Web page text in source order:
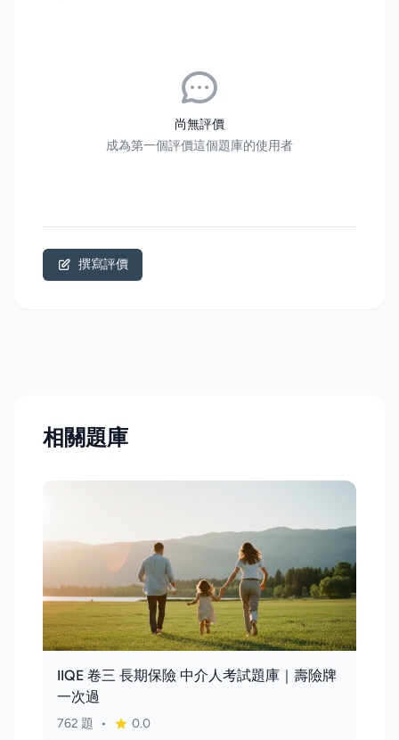
尚無評價
成為第一個評價這個題庫的使用者
撰寫評價
相關題庫
IIQE 卷三 長期保險 中介人考試題庫｜壽險牌
一次過
762 題 • 0.0